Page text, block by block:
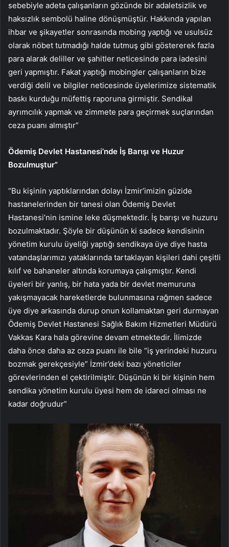
sebebiyle adeta çalışanların gözünde bir adaletsizlik ve
haksızlık sembolü haline dönüşmüştür. Hakkında yapılan
ihbar ve şikayetler sonrasında mobing yaptığı ve usulsüz
olarak nöbet tutmadığı halde tutmuş gibi göstererek fazla
para alarak deliller ve şahitler neticesinde para iadesini
geri yapmıştır. Fakat yaptığı mobingler çalışanların bize
verdiği delil ve bilgiler neticesinde üyelerimize sistematik
baskı kurduğu müfettiş raporuna girmiştir. Sendikal
ayrımcılık yapmak ve zimmete para geçirmek suçlarından
ceza puanı almıştır”
Ödemiş Devlet Hastanesi’nde İş Barışı ve Huzur
Bozulmuştur”
“Bu kişinin yaptıklarından dolayı İzmir’imizin güzide
hastanelerinden bir tanesi olan Ödemiş Devlet
Hastanesi’nin ismine leke düşmektedir. İş barışı ve huzuru
bozulmaktadır. Şöyle bir düşünün ki sadece kendisinin
yönetim kurulu üyeliği yaptığı sendikaya üye diye hasta
vatandaşlarımızı yataklarında tartaklayan kişileri dahi çeşitli
kılıf ve bahaneler altında korumaya çalışmıştır. Kendi
üyeleri bir yanlış, bir hata yada bir devlet memuruna
yakışmayacak hareketlerde bulunmasına rağmen sadece
üye diye arkasında durup onun kollamaktan geri durmayan
Ödemiş Devlet Hastanesi Sağlık Bakım Hizmetleri Müdürü
Vakkas Kara hala görevine devam etmektedir. İlimizde
daha önce daha az ceza puanı ile bile “iş yerindeki huzuru
bozmak gerekçesiyle” İzmir’deki bazı yöneticiler
görevlerinden el çektirilmiştir. Düşünün ki bir kişinin hem
sendika yönetim kurulu üyesi hem de idareci olması ne
kadar doğrudur”